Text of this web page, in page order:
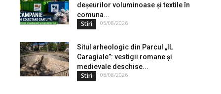
deșeurilor voluminoase și textile în
comuna...
Stiri 05/08/2026
Situl arheologic din Parcul „IL
Caragiale”: vestigii romane și
medievale deschise...
Stiri 05/08/2026